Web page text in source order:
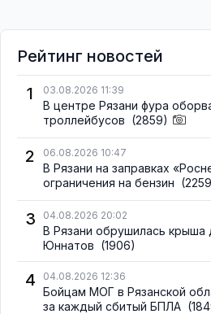
Рейтинг новостей
1
03.08.2026 11:39
В центре Рязани фура
троллейбусов (2859)
2 06.08.2026 10:47
В Рязани на заправках
ограничения на бензин
3 04.08.2026 20:02
В Рязани обрушилась крыша
Юннатов (1906)
4 04.08.2026 12:36
Бойцам МОГ в Рязанской
за каждый сбитый БПЛА